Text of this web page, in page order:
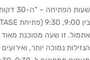
שעות הפתיחה – "ה-30 דקות של הזהב"